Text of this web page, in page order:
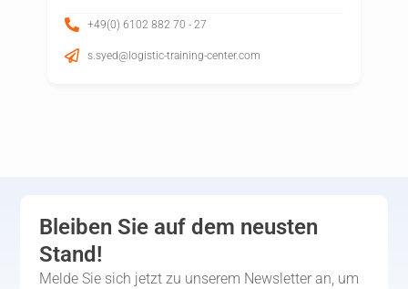
+49(0) 6102 882 70 - 27
s.syed@logistic-training-center.com
Bleiben Sie auf dem neusten
Stand!
Melde Sie sich jetzt zu unserem Newsletter an, um